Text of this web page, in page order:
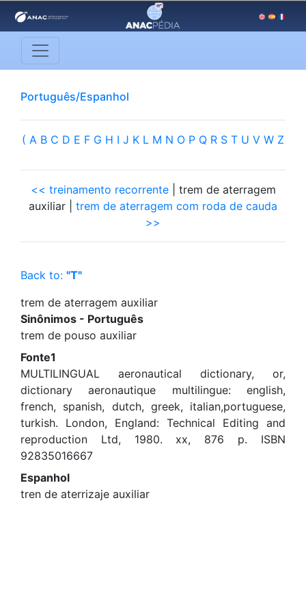
Português/Espanhol
( A B C D E F G H I J K L M N O P Q R S T U V W Z
<< treinamento recorrente| trem de aterragem
auxiliar | trem de aterragem com roda de cauda
>>
Back to: "T"
trem de aterragem auxiliar
Sinônimos - Português
trem de pouso auxiliar
Fonte1
MULTILINGUAL aeronautical dictionary, or,
dictionary aeronautique multilingue: english,
french, spanish, dutch, greek, italian,portuguese,
turkish. London, England: Technical Editing and
reproduction Ltd, 1980. xx, 876 p. ISBN
92835016667
Espanhol
tren de aterrizaje auxiliar